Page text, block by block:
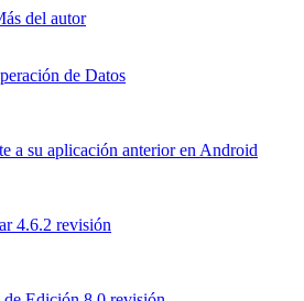
del autor
de Datos
a su aplicación anterior en Android
4.6.2 revisión